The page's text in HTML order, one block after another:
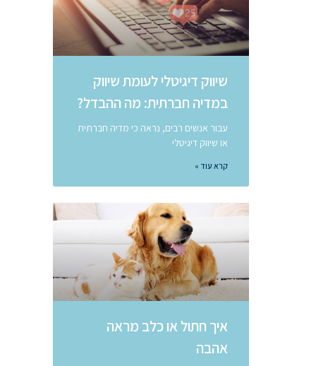
שיווק דיגיטלי לעומת שיווק
במדיה חברתית: מה ההבדל?
עבור אנשים רבים, נראה כי מדיה חברתית
או שיווק דיגיטלי
קרא עוד »
איך חתול או כלב מראה
אהבה